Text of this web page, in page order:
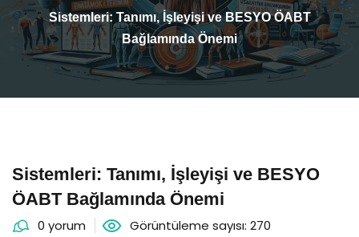
Sistemleri: Tanımı, İşleyişi ve BESYO ÖABT
Bağlamında Önemi
Sistemleri: Tanımı, İşleyişi ve BESYO
ÖABT Bağlamında Önemi
0 yorum Görüntüleme sayısı: 270